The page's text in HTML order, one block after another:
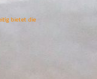
bietet die